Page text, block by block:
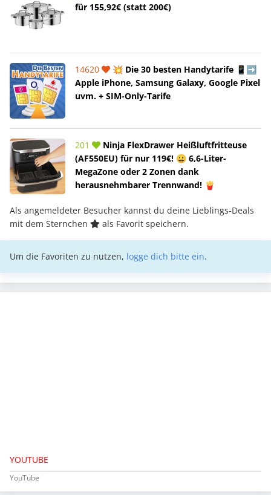
für 155,92€ (statt 200€)
14620
💥 Die 30 besten Handytarife 📱➡️
Apple iPhone, Samsung Galaxy, Google Pixel
uvm. + SIM-Only-Tarife
201
Ninja FlexDrawer Heißluftfritteuse
(AF550EU) für nur 119€! 😀 6,6-Liter-
MegaZone oder 2 Zonen dank
herausnehmbarer Trennwand! 🍟
Als angemeldeter Besucher kannst du deine Lieblings-Deals
mit dem Sternchen
als Favorit speichern.
Um die Favoriten zu nutzen, logge dich bitte ein.
YOUTUBE
YouTube